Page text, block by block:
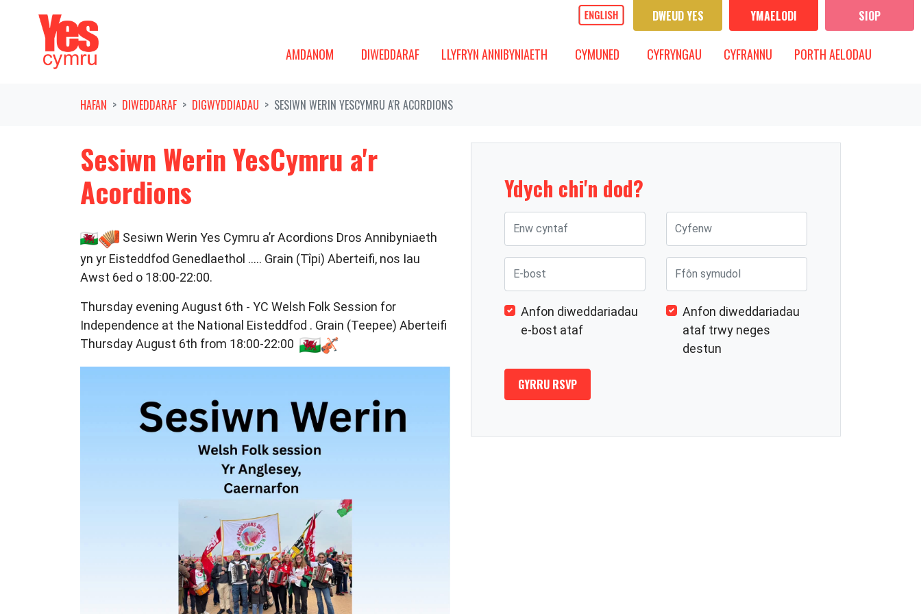
DWEUD YES YMAELODI SIOP
AMDANOM
DANGOS IS-FWYDLEN
AMDANOM DIWEDDARAF
DANGOS IS-FWYDLEN
DIWEDDARAF(PRESENNOL)
LLYFRYN ANNIBYNIAETH CYMUNED
DANGOS IS-FWYDLEN
CYMUNED CYFRYNGAU
DANGOS IS-FWYDLEN
CYFRYNGAU CYFRANNU PORTH AELODAU
HAFAN DIWEDDARAF DIGWYDDIADAU SESIWN WERIN YESCYMRU A'R ACORDIONS
Sesiwn Werin YesCymru a'r
Acordions
Sesiwn Werin Yes Cymru a’r Acordions Dros Annibyniaeth
yn yr Eisteddfod Genedlaethol ….. Grain (Tîpi) Aberteifi, nos Iau
Awst 6ed o 18:00-22:00.
Thursday evening August 6th - YC Welsh Folk Session for
Independence at the National Eisteddfod . Grain (Teepee) Aberteifi
Thursday August 6th from 18:00-22:00
Ydych chi'n dod?
Enw cyntaf Cyfenw
E-bost Ffôn symudol
Anfon diweddariadau
e-bost ataf
Anfon diweddariadau
ataf trwy neges
destun